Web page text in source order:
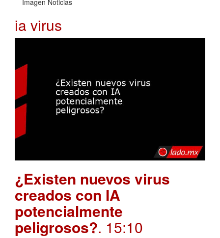
Imagen Noticias
ia virus
¿Existen nuevos virus
creados con IA
potencialmente
peligrosos?. 15:10